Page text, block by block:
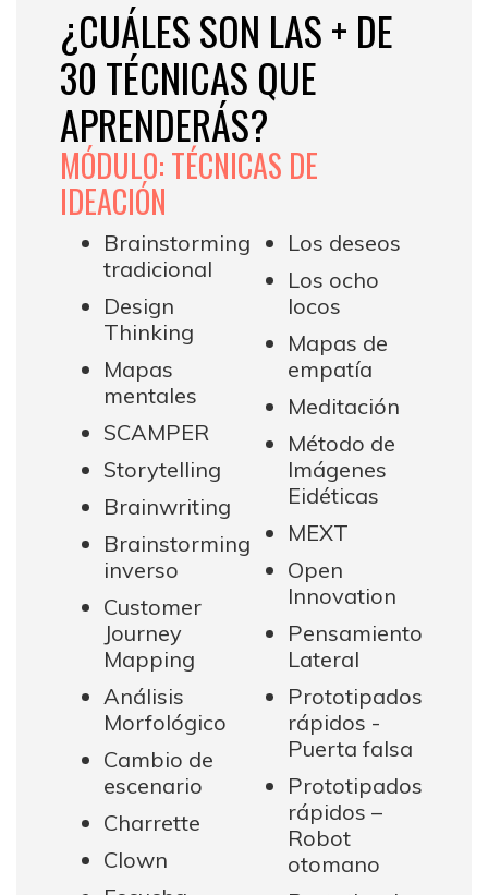
¿CUÁLES SON LAS + DE
30 TÉCNICAS QUE
APRENDERÁS?
MÓDULO: TÉCNICAS DE
IDEACIÓN
Brainstorming
tradicional
Design
Thinking
Mapas
mentales
SCAMPER
Storytelling
Brainwriting
Brainstorming
inverso
Customer
Journey
Mapping
Análisis
Morfológico
Cambio de
escenario
Charrette
Clown
Los deseos
Los ocho
locos
Mapas de
empatía
Meditación
Método de
Imágenes
Eidéticas
MEXT
Open
Innovation
Pensamiento
Lateral
Prototipados
rápidos -
Puerta falsa
Prototipados
rápidos –
Robot
otomano